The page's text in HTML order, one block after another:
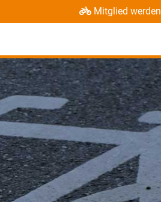
Mitglied werden